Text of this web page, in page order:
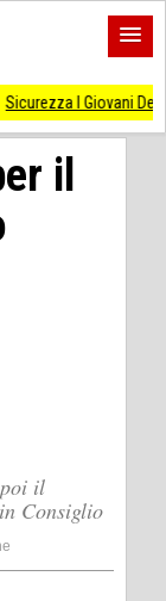
Democratici
il
il
Consiglio